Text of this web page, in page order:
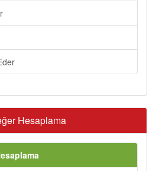
Hesaplama